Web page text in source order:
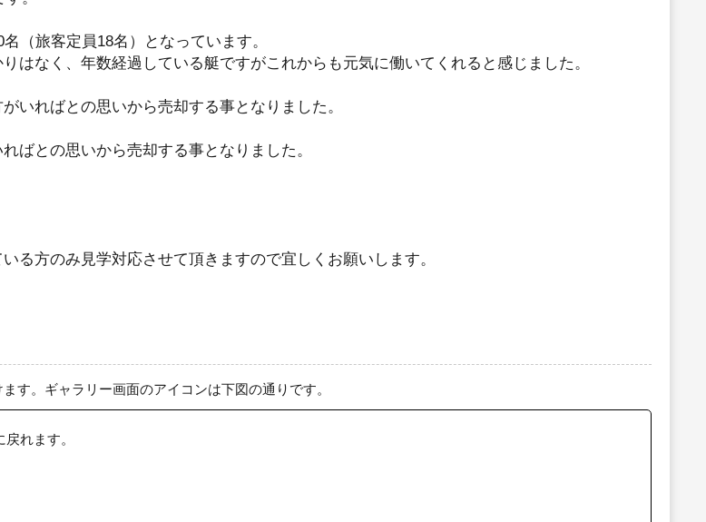
（旅客定員18名）となっています。
はなく、年数経過している艇ですがこれからも元気に働いてくれると感じました。
いればとの思いから売却する事となりました。
ばとの思いから売却する事となりました。
る方のみ見学対応させて頂きますので宜しくお願いします。
す。ギャラリー画面のアイコンは下図の通りです。
れます。